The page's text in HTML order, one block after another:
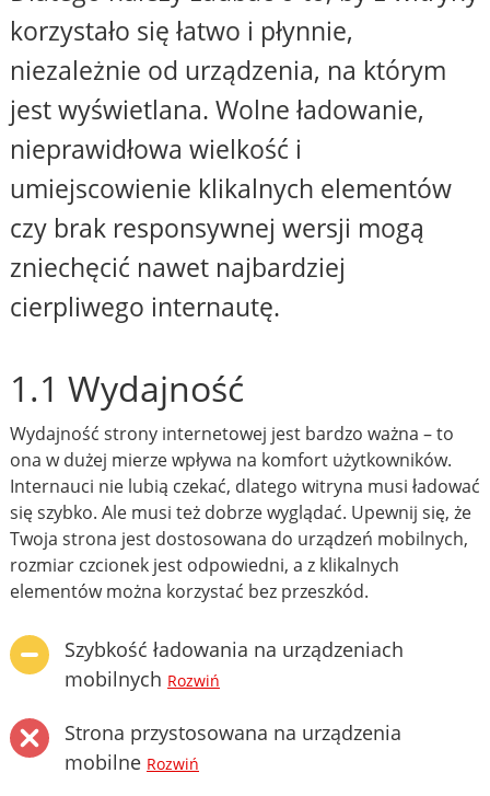
korzystało się łatwo i płynnie,
niezależnie od urządzenia, na którym
jest wyświetlana. Wolne ładowanie,
nieprawidłowa wielkość i
umiejscowienie klikalnych elementów
czy brak responsywnej wersji mogą
zniechęcić nawet najbardziej
cierpliwego internautę.
1.1 Wydajność
Wydajność strony internetowej jest bardzo ważna – to
ona w dużej mierze wpływa na komfort użytkowników.
Internauci nie lubią czekać, dlatego witryna musi ładować
się szybko. Ale musi też dobrze wyglądać. Upewnij się, że
Twoja strona jest dostosowana do urządzeń mobilnych,
rozmiar czcionek jest odpowiedni, a z klikalnych
elementów można korzystać bez przeszkód.
Szybkość ładowania na urządzeniach
mobilnych Rozwiń
Strona przystosowana na urządzenia
mobilne Rozwiń